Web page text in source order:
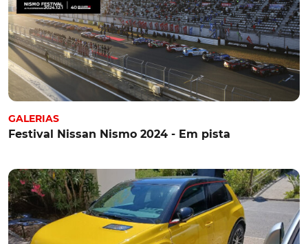
Técnica
Testes
GALERIAS
Festival Nissan Nismo 2024 - Em pista